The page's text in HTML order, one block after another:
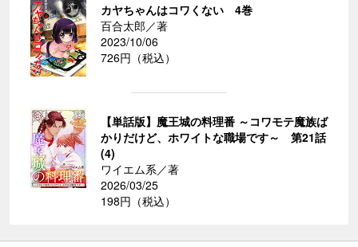
カヤちゃんはコワくない 4巻
百合太郎／著
2023/10/06
726円（税込）
【単話版】魔王城の料理番 ～コワモテ魔族ば
かりだけど、ホワイトな職場です～ 第21話
(4)
ワイエム系／著
2026/03/25
198円（税込）